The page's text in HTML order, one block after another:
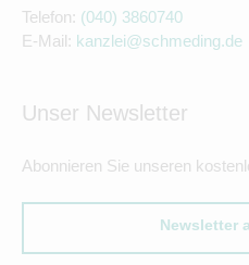
Telefon: (040) 3860740
E-Mail: kanzlei@schmeding.de
Unser Newsletter
Abonnieren Sie unseren
Newsletter